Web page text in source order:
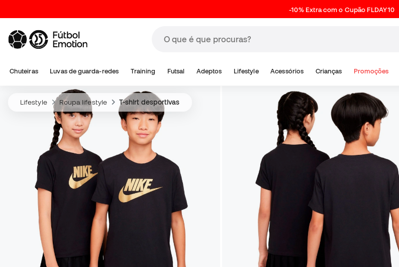
-10% Extra com o Cupão FLDAY10
Chuteiras Luvas de guarda-redes Training Futsal Adeptos Lifestyle Acessórios Crianças Promoções
Lifestyle Roupa lifestyle T-shirt desportivas